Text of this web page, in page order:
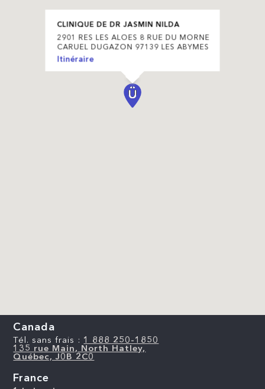
CLINIQUE DE DR JASMIN NILDA
2901 RES LES ALOES 8 RUE DU MORNE
CARUEL DUGAZON 97139 LES ABYMES
Itinéraire
Canada
Tél. sans frais : 1 888 250-1850
135 rue Main, North Hatley,
Québec, J0B 2C0
France